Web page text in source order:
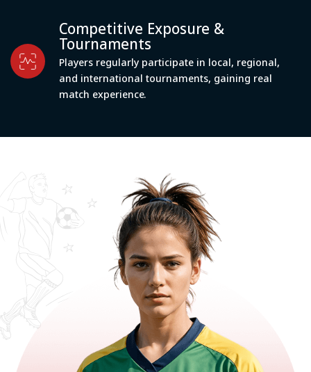
Competitive Exposure &
Tournaments
Players regularly participate in local, regional,
and international tournaments, gaining real
match experience.